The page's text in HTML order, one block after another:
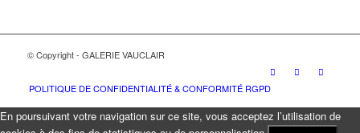
© Copyright - GALERIE VAUCLAIR
POLITIQUE DE CONFIDENTIALITÉ & CONFORMITÉ RGPD
En poursuivant votre navigation sur ce site, vous acceptez l’utilisation de